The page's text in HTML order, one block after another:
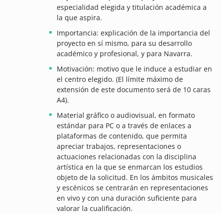
especialidad elegida y titulación académica a
la que aspira.
Importancia: explicación de la importancia del
proyecto en sí mismo, para su desarrollo
académico y profesional, y para Navarra.
Motivación: motivo que le induce a estudiar en
el centro elegido. (El límite máximo de
extensión de este documento será de 10 caras
A4).
Material gráfico o audiovisual, en formato
estándar para PC o a través de enlaces a
plataformas de contenido, que permita
apreciar trabajos, representaciones o
actuaciones relacionadas con la disciplina
artística en la que se enmarcan los estudios
objeto de la solicitud. En los ámbitos musicales
y escénicos se centrarán en representaciones
en vivo y con una duración suficiente para
valorar la cualificación.